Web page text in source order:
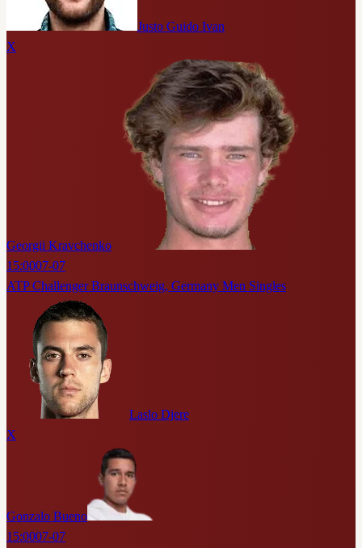
Justo Guido Ivan
X
Georgii Kravchenko
15:0007-07
ATP Challenger Braunschweig, Germany Men Singles
Laslo Djere
X
Gonzalo Bueno
15:0007-07